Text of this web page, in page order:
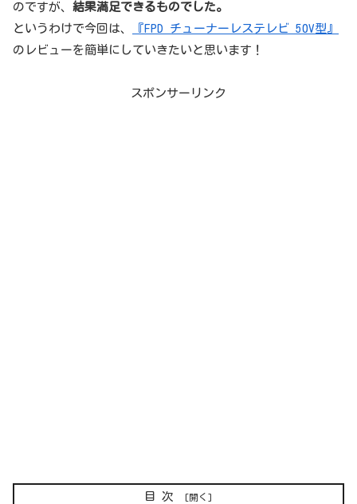
のですが、 結果満足できるものでした。
というわけで今回は、
『FPD チューナーレステレビ 50V型』
のレビューを簡単にしていきたいと思います！
スポンサーリンク
目次